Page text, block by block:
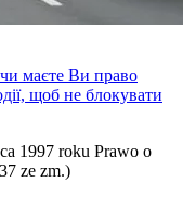
маєте Ви право
щоб не блокувати
1997 roku Prawo o
ze zm.)